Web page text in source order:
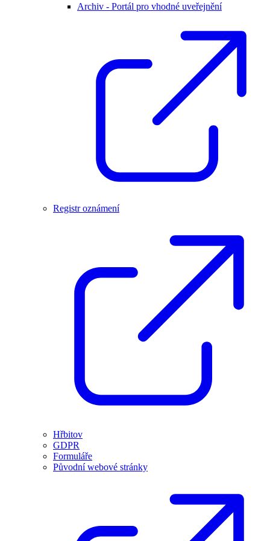
Archiv - Portál pro vhodné uveřejnění
Registr oznámení
Hřbitov
GDPR
Formuláře
Původní webové stránky